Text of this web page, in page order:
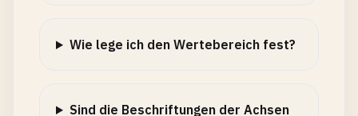
Wie lege ich den Wertebereich fest?
Sind die Beschriftungen der Achsen